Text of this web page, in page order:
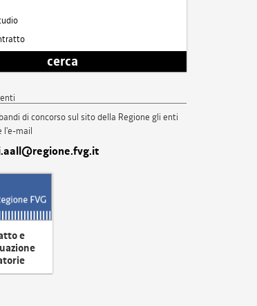
cerca
di concorso sul sito della Regione gli enti
l'e-mail
e